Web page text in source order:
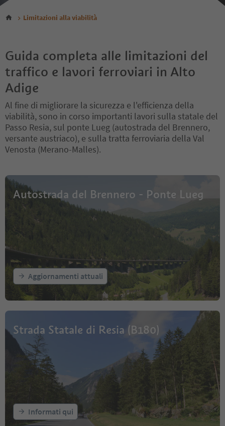
Limitazioni alla viabilità
Guida completa alle limitazioni del
traffico e lavori ferroviari in Alto
Adige
Al fine di migliorare la sicurezza e l'efficienza della
viabilità, sono in corso importanti lavori sulla statale del
Passo Resia, sul ponte Lueg (autostrada del Brennero,
versante austriaco), e sulla tratta ferroviaria della Val
Venosta (Merano-Malles).
Autostrada del Brennero - Ponte Lueg
Aggiornamenti attuali
Strada Statale di Resia (B180)
Informati qui